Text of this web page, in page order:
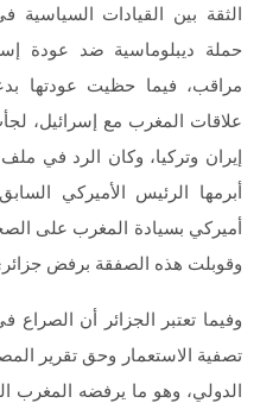
الثقة بين القيادات السياسية
حملة ديبلوماسية ضد عودة
مراقب، فيما حظيت عودتها
علاقات المغرب مع إسرائيل،
إيران وتركيا، وكان الرد في
أبرمها الرئيس الأميركي
أميركي بسيادة المغرب على
وقوبلت هذه الصفقة برفض
وفيما تعتبر الجزائر أن
تصفية الاستعمار وحق تقرير
الدولي، وهو ما يرفضه المغرب